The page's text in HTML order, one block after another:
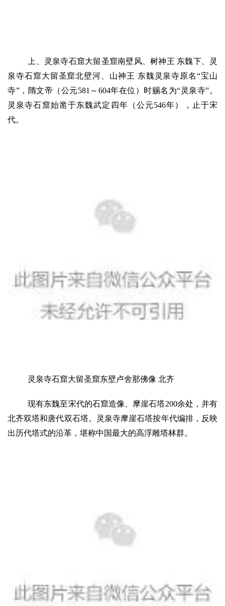
上、灵泉寺石窟大留圣窟南壁风、树神王 东魏下、灵
泉寺石窟大留圣窟北壁河、山神王 东魏灵泉寺原名“宝山
寺”，隋文帝（公元581～604年在位）时赐名为“灵泉寺”。
灵泉寺石窟始凿于东魏武定四年（公元546年），止于宋
代。
灵泉寺石窟大留圣窟东壁卢舍那佛像 北齐
现有东魏至宋代的石窟造像、摩崖石塔200余处，并有
北齐双塔和唐代双石塔。灵泉寺摩崖石塔按年代编排，反映
出历代塔式的沿革，堪称中国最大的高浮雕塔林群。